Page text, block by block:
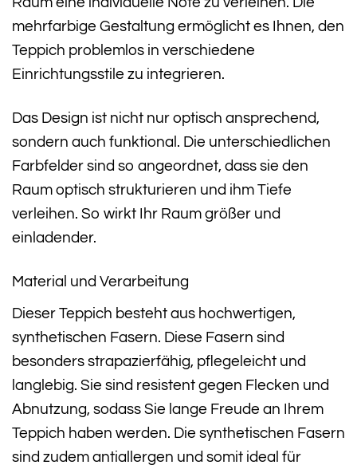
mehrfarbige Gestaltung ermöglicht es Ihnen, den
Teppich problemlos in verschiedene
Einrichtungsstile zu integrieren.
Das Design ist nicht nur optisch ansprechend,
sondern auch funktional. Die unterschiedlichen
Farbfelder sind so angeordnet, dass sie den
Raum optisch strukturieren und ihm Tiefe
verleihen. So wirkt Ihr Raum größer und
einladender.
Material und Verarbeitung
Dieser Teppich besteht aus hochwertigen,
synthetischen Fasern. Diese Fasern sind
besonders strapazierfähig, pflegeleicht und
langlebig. Sie sind resistent gegen Flecken und
Abnutzung, sodass Sie lange Freude an Ihrem
Teppich haben werden. Die synthetischen Fasern
sind zudem antiallergen und somit ideal für